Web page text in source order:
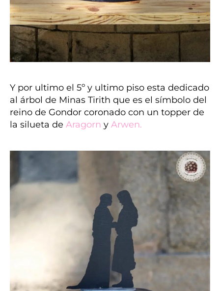
Y por ultimo el 5º y ultimo piso esta dedicado
al árbol de Minas Tirith que es el símbolo del
reino de Gondor coronado con un topper de
la silueta de Aragorn y Arwen.